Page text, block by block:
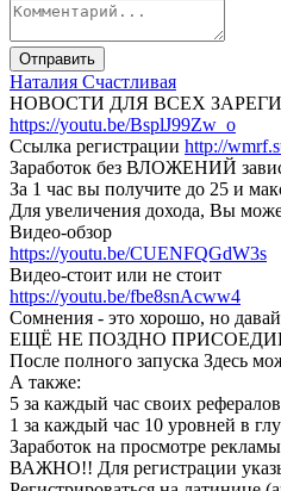
Отправить
Наталия Счастливая
НОВОСТИ ДЛЯ ВСЕХ
https://youtu.be/BsplJ99Zw_o
Ссылка регистрации http://
Заработок без ВЛОЖЕНИЙ
За 1 час вы получите до 25 и
Для увеличения дохода, Вы
Видео-обзор
https://youtu.be/CUENFQGdW3s
Видео-стоит или не стоит
https://youtu.be/fbe8snAcww4
Сомнения - это хорошо, но
ЕЩЁ НЕ ПОЗДНО
После полного запуска Здесь
А также:
5 за каждый час своих рефералов
1 за каждый час 10 уровней в
Заработок на просмотре
ВАЖНО!! Для регистрации